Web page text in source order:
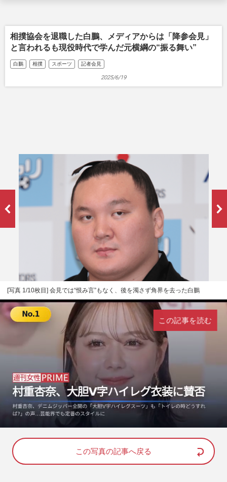
相撲協会を退職した白鵬、メディアからは「降参会見」
と言われるも現役時代で学んだ元横綱の“振る舞い”
白鵬 相撲 スポーツ 記者会見
2025/6/19
[写真 1/10枚目] 会見では“恨み言”もなく、後を濁さず角界を去った白鵬
n
u
o
d
d
:
この記事を読む
この写真の記事へ戻る